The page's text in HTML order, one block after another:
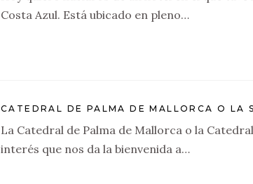
Costa Azul. Está ubicado en pleno…
CATEDRAL DE PALMA DE MALLORCA O LA
La Catedral de Palma de Mallorca o la
interés que nos da la bienvenida a…